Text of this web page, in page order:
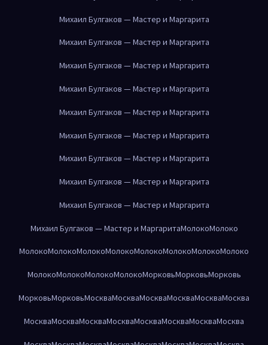
Михаил Булгаков — Мастер и Маргарита
Михаил Булгаков — Мастер и Маргарита
Михаил Булгаков — Мастер и Маргарита
Михаил Булгаков — Мастер и Маргарита
Михаил Булгаков — Мастер и Маргарита
Михаил Булгаков — Мастер и Маргарита
Михаил Булгаков — Мастер и Маргарита
Михаил Булгаков — Мастер и Маргарита
Михаил Булгаков — Мастер и Маргарита
Михаил Булгаков — Мастер и МаргаритаМолокоМолоко
МолокоМолокоМолокоМолокоМолокоМолокоМолокоМолоко
МолокоМолокоМолокоМолокоМорковьМорковьМорковь
МорковьМорковьМоскваМоскваМоскваМоскваМоскваМосква
МоскваМоскваМоскваМоскваМоскваМоскваМоскваМосква